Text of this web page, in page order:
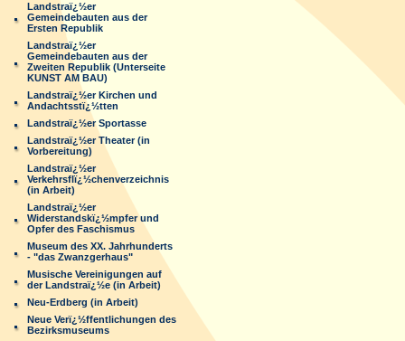
Landstraï¿½er
Gemeindebauten aus der
Ersten Republik
Landstraï¿½er
Gemeindebauten aus der
Zweiten Republik (Unterseite
KUNST AM BAU)
Landstraï¿½er Kirchen und
Andachtsstï¿½tten
Landstraï¿½er Sportasse
Landstraï¿½er Theater (in
Vorbereitung)
Landstraï¿½er
Verkehrsflï¿½chenverzeichnis
(in Arbeit)
Landstraï¿½er
Widerstandskï¿½mpfer und
Opfer des Faschismus
Museum des XX. Jahrhunderts
- "das Zwanzgerhaus"
Musische Vereinigungen auf
der Landstraï¿½e (in Arbeit)
Neu-Erdberg (in Arbeit)
Neue Verï¿½ffentlichungen des
Bezirksmuseums